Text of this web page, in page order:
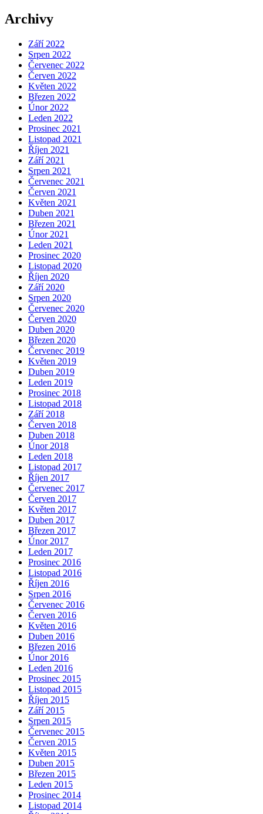
Archivy
Září 2022
Srpen 2022
Červenec 2022
Červen 2022
Květen 2022
Březen 2022
Únor 2022
Leden 2022
Prosinec 2021
Listopad 2021
Říjen 2021
Září 2021
Srpen 2021
Červenec 2021
Červen 2021
Květen 2021
Duben 2021
Březen 2021
Únor 2021
Leden 2021
Prosinec 2020
Listopad 2020
Říjen 2020
Září 2020
Srpen 2020
Červenec 2020
Červen 2020
Duben 2020
Březen 2020
Červenec 2019
Květen 2019
Duben 2019
Leden 2019
Prosinec 2018
Listopad 2018
Září 2018
Červen 2018
Duben 2018
Únor 2018
Leden 2018
Listopad 2017
Říjen 2017
Červenec 2017
Červen 2017
Květen 2017
Duben 2017
Březen 2017
Únor 2017
Leden 2017
Prosinec 2016
Listopad 2016
Říjen 2016
Srpen 2016
Červenec 2016
Červen 2016
Květen 2016
Duben 2016
Březen 2016
Únor 2016
Leden 2016
Prosinec 2015
Listopad 2015
Říjen 2015
Září 2015
Srpen 2015
Červenec 2015
Červen 2015
Květen 2015
Duben 2015
Březen 2015
Leden 2015
Prosinec 2014
Listopad 2014